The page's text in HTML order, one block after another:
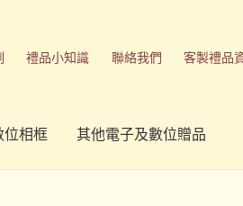
禮品小知識 聯絡我們 客製禮品
位相框 其他電子及數位贈品